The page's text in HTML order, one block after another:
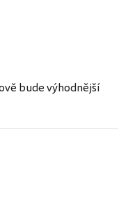
bude výhodnější